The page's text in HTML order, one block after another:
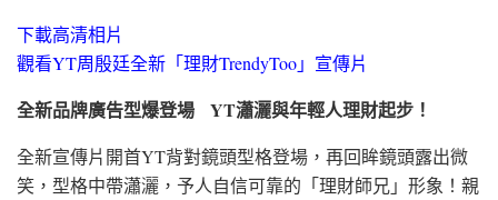
下載高清相片
觀看YT周殷廷全新「理財TrendyToo」宣傳片
全新品牌廣告型爆登場 YT瀟灑與年輕人理財起步！
全新宣傳片開首YT背對鏡頭型格登場，再回眸鏡頭露出微
笑，型格中帶瀟灑，予人自信可靠的「理財師兄」形象！親